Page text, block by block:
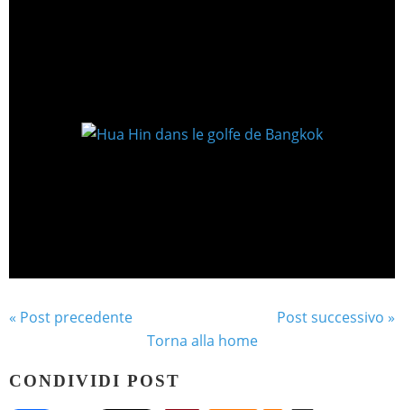
« Post precedente
Post successivo »
Torna alla home
CONDIVIDI POST